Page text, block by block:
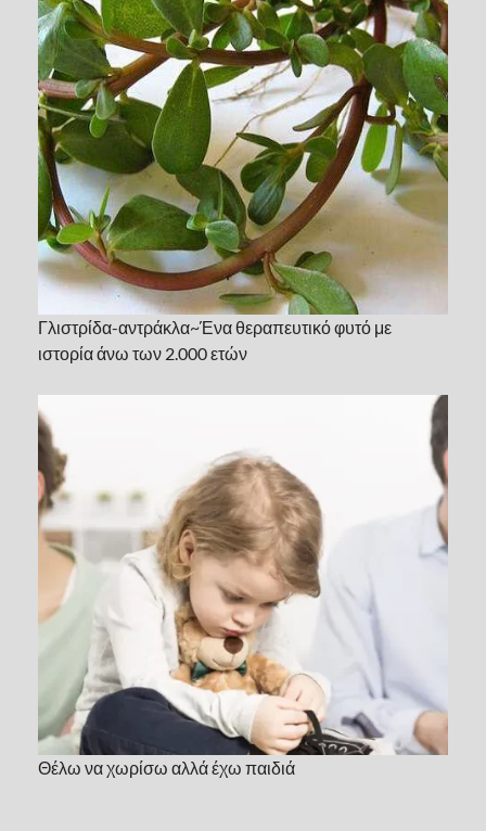
Γλιστρίδα-αντράκλα~Ένα θεραπευτικό φυτό με
ιστορία άνω των 2.000 ετών
Θέλω να χωρίσω αλλά έχω παιδιά